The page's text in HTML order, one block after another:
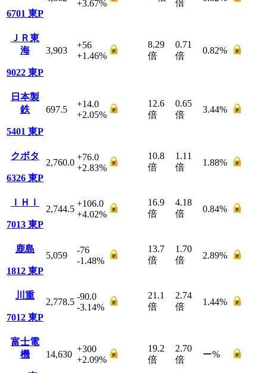
6701 東P
+3.67%
倍
ＪＲ東
海
9022 東P
3,903
+56
+1.46%
8.29
倍
0.71
倍
0.82%
日本製
鉄
5401 東P
697.5
+14.0
+2.05%
12.6
倍
0.65
倍
3.44%
クボタ
6326 東P
2,760.0
+76.0
+2.83%
10.8
倍
1.11
倍
1.88%
ＩＨＩ
7013 東P
2,744.5
+106.0
+4.02%
16.9
倍
4.18
倍
0.84%
鹿島
1812 東P
5,059
-76
-1.48%
13.7
倍
1.70
倍
2.89%
川重
7012 東P
2,778.5
-90.0
-3.14%
21.1
倍
2.74
倍
1.44%
富士電
機
14,630
+300
+2.09%
19.2
倍
2.70
倍
ー%